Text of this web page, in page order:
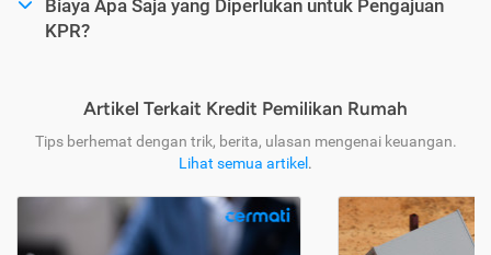
Biaya Apa Saja yang Diperlukan untuk Pengajuan
KPR?
Artikel Terkait Kredit Pemilikan Rumah
Tips berhemat dengan trik, berita, ulasan mengenai keuangan.
Lihat semua artikel .